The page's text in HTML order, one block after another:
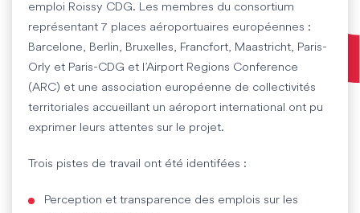
emploi Roissy CDG. Les membres du consortium
représentant 7 places aéroportuaires européennes :
Barcelone, Berlin, Bruxelles, Francfort, Maastricht, Paris-
Orly et Paris-CDG et l’Airport Regions Conference
(ARC) et une association européenne de collectivités
territoriales accueillant un aéroport international ont pu
exprimer leurs attentes sur le projet.
Trois pistes de travail ont été identifées :
Perception et transparence des emplois sur les